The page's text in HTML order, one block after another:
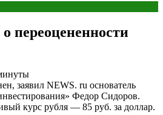
переоцененности
заявил NEWS. ru основатель
Федор Сидоров.
курс рубля — 85 руб. за доллар.